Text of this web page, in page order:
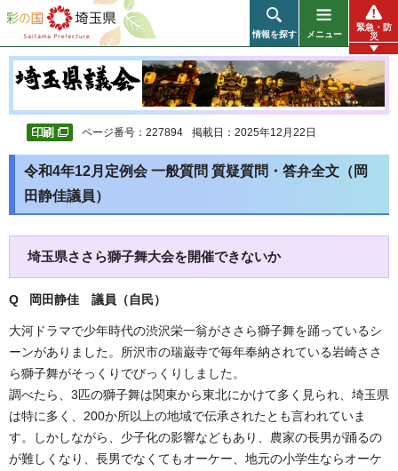
彩の国 埼玉県
情報を探す メニュー
緊急・防
災
ページ番号：227894 掲載日：2025年12月22日
令和4年12月定例会 一般質問 質疑質問・答弁全文（岡
田静佳議員）
埼玉県ささら獅子舞大会を開催できないか
Q 岡田静佳 議員（自民）
大河ドラマで少年時代の渋沢栄一翁がささら獅子舞を踊っているシ
ーンがありました。所沢市の瑞巌寺で毎年奉納されている岩崎ささ
ら獅子舞がそっくりでびっくりしました。
調べたら、3匹の獅子舞は関東から東北にかけて多く見られ、埼玉県
は特に多く、200か所以上の地域で伝承されたとも言われていま
す。しかしながら、少子化の影響などもあり、農家の長男が踊るの
が難しくなり、長男でなくてもオーケー、地元の小学生ならオーケ